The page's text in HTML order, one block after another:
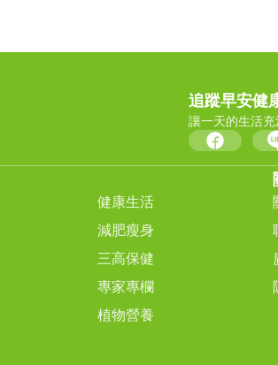
追蹤早安健
讓一天的生活
健康生活
減肥瘦身
三高保健
專家專欄
植物營養